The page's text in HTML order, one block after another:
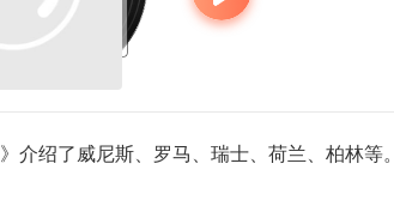
》介绍了威尼斯、罗马、瑞士、荷兰、柏林等。